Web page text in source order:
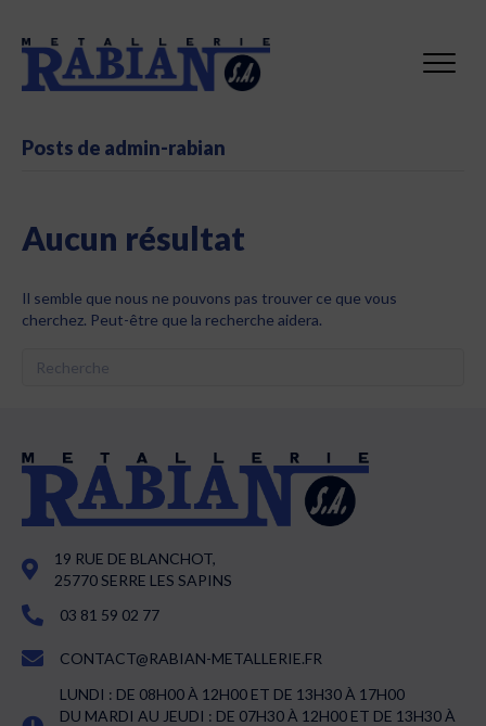
Posts de admin-rabian
Aucun résultat
Il semble que nous ne pouvons pas trouver ce que vous
cherchez. Peut-être que la recherche aidera.
19 RUE DE BLANCHOT,
25770 SERRE LES SAPINS
03 81 59 02 77
CONTACT@RABIAN-METALLERIE.FR
LUNDI : DE 08H00 À 12H00 ET DE 13H30 À 17H00
DU MARDI AU JEUDI : DE 07H30 À 12H00 ET DE 13H30 À